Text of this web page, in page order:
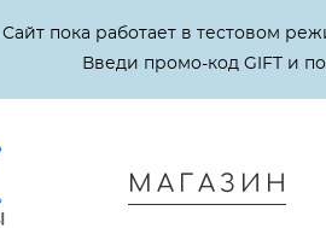
Сайт пока работает в тестовом
Введи промо-код GIFT и
МАГАЗИН